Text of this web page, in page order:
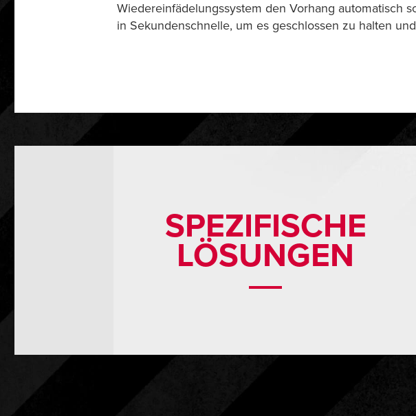
Wiedereinfädelungssystem den Vorhang automatisch
in Sekundenschnelle, um es geschlossen zu halten
SPEZIFISCHE
LÖSUNGEN